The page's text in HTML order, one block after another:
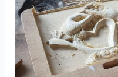
CNC
Popular
XL